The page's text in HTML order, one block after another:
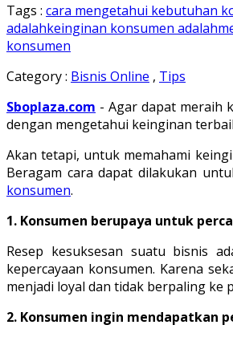
Tags : cara mengetahui kebutuhan
adalahkeinginan konsumen adalah
konsumen
Category : Bisnis Online , Tips
Sboplaza.com - Agar dapat meraih
dengan mengetahui keinginan
Akan tetapi, untuk memahami
Beragam cara dapat dilakukan
konsumen.
1. Konsumen berupaya untuk
Resep kesuksesan suatu bisnis
kepercayaan konsumen. Karena
menjadi loyal dan tidak berpaling ke
2. Konsumen ingin mendapatkan